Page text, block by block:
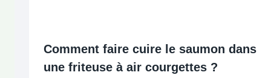
Comment faire cuire le saumon dans
une friteuse à air courgettes ?